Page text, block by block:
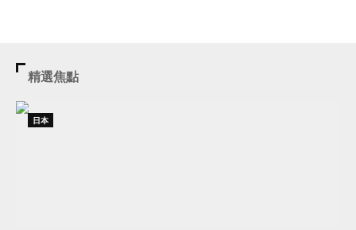
精選焦點
日本